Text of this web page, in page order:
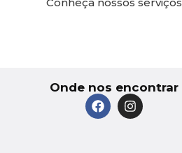
Conheça nossos serviços
Onde nos encontrar